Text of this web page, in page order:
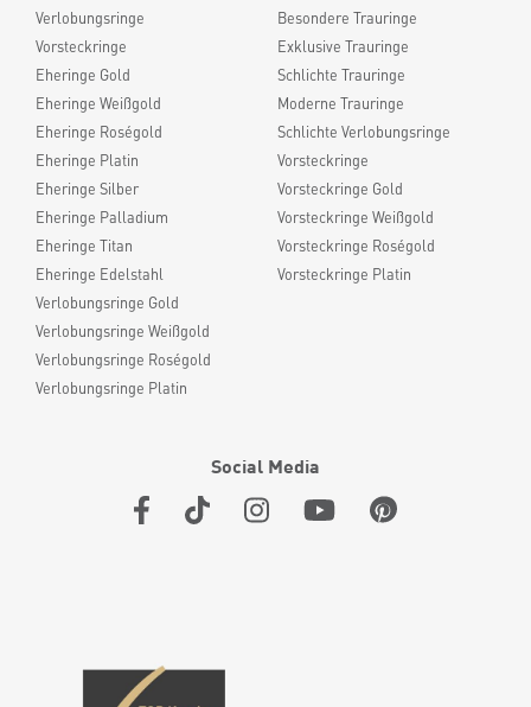
Verlobungsringe
Vorsteckringe
Eheringe Gold
Eheringe Weißgold
Eheringe Roségold
Eheringe Platin
Eheringe Silber
Eheringe Palladium
Eheringe Titan
Eheringe Edelstahl
Verlobungsringe Gold
Verlobungsringe Weißgold
Verlobungsringe Roségold
Verlobungsringe Platin
Besondere Trauringe
Exklusive Trauringe
Schlichte Trauringe
Moderne Trauringe
Schlichte Verlobungsringe
Vorsteckringe
Vorsteckringe Gold
Vorsteckringe Weißgold
Vorsteckringe Roségold
Vorsteckringe Platin
Social Media